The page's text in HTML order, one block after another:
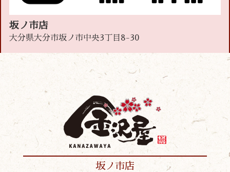
坂ノ市店
大分県大分市坂ノ市中央3丁目8-30
坂ノ市店